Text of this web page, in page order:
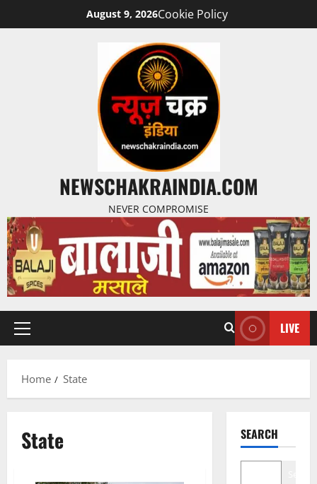
August 9, 2026Cookie Policy
NEWSCHAKRAINDIA.COM
NEVER COMPROMISE
LIVE
Home State
State SEARCH